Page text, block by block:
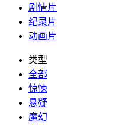
剧情片
纪录片
动画片
类型
全部
惊悚
悬疑
魔幻